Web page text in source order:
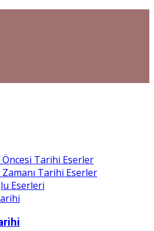
Tarihi Eserler
Tarihi Eserler
Eserleri